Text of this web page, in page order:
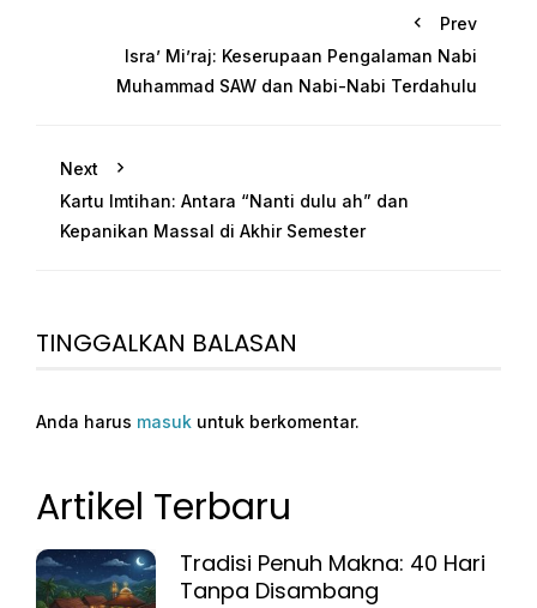
Prev
Isra’ Mi’raj: Keserupaan Pengalaman Nabi
Muhammad SAW dan Nabi-Nabi Terdahulu
Next
Kartu Imtihan: Antara “Nanti dulu ah” dan
Kepanikan Massal di Akhir Semester
TINGGALKAN BALASAN
Anda harus masuk untuk berkomentar.
Artikel Terbaru
Tradisi Penuh Makna: 40 Hari
Tanpa Disambang